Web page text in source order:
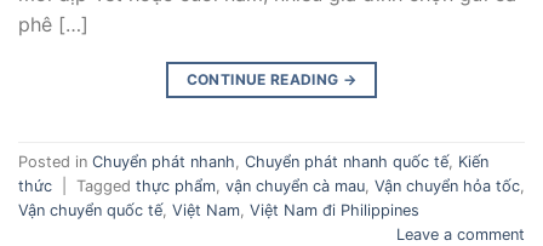
phê […]
CONTINUE READING →
Posted in Chuyển phát nhanh, Chuyển phát nhanh quốc tế, Kiến
thức
Tagged thực phẩm, vận chuyển cà mau, Vận chuyển hỏa tốc,
Vận chuyển quốc tế, Việt Nam, Việt Nam đi Philippines
Leave a comment